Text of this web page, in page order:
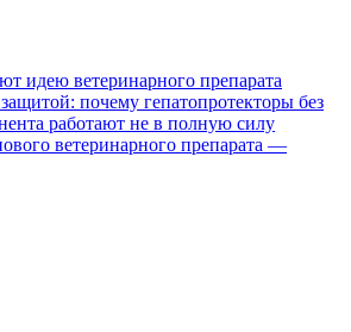
идею ветеринарного препарата
почему гепатопротекторы без
работают не в полную силу
ветеринарного препарата —